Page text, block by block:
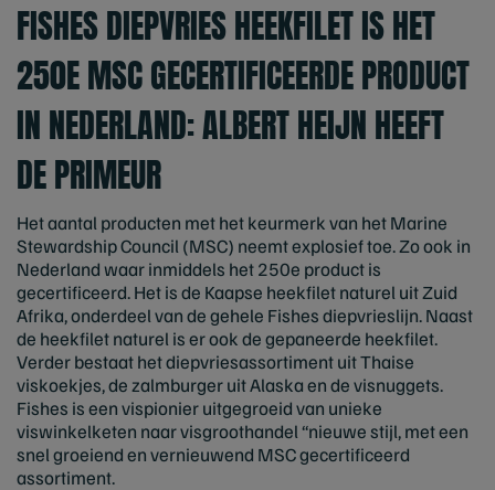
FISHES DIEPVRIES HEEKFILET IS HET
250E MSC GECERTIFICEERDE PRODUCT
IN NEDERLAND: ALBERT HEIJN HEEFT
DE PRIMEUR
Het aantal producten met het keurmerk van het Marine
Stewardship Council (MSC) neemt explosief toe. Zo ook in
Nederland waar inmiddels het 250e product is
gecertificeerd. Het is de Kaapse heekfilet naturel uit Zuid
Afrika, onderdeel van de gehele Fishes diepvrieslijn. Naast
de heekfilet naturel is er ook de gepaneerde heekfilet.
Verder bestaat het diepvriesassortiment uit Thaise
viskoekjes, de zalmburger uit Alaska en de visnuggets.
Fishes is een vispionier uitgegroeid van unieke
viswinkelketen naar visgroothandel “nieuwe stijl, met een
snel groeiend en vernieuwend MSC gecertificeerd
assortiment.